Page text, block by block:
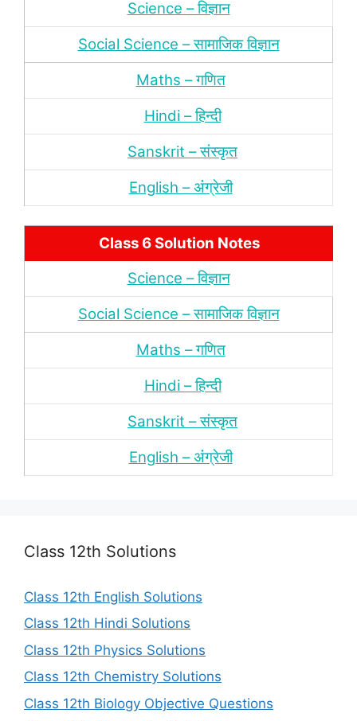
Science – विज्ञान
Social Science – सामाजिक विज्ञान
Maths – गणित
Hindi – हिन्‍दी
Sanskrit – संस्‍कृत
English – अंंग्रेजी
Class 6 Solution Notes
Science – विज्ञान
Social Science – सामाजिक विज्ञान
Maths – गणित
Hindi – हिन्‍दी
Sanskrit – संस्‍कृत
English – अंंग्रेजी
Class 12th Solutions
Class 12th English Solutions
Class 12th Hindi Solutions
Class 12th Physics Solutions
Class 12th Chemistry Solutions
Class 12th Biology Objective Questions